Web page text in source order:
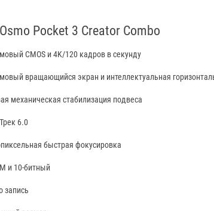
Pocket 3 Creator Combo
CMOS и 4K/120 кадров в секунду
вращающийся экран и интеллектуальная
механическая стабилизация подвеса
6.0
быстрая фокусировка
и 10-битный
запись